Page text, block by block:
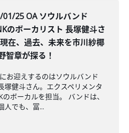
01/25 OA ソウルバンド
のボーカリスト 長塚健斗さ
在、過去、未来を市川紗椰
智章が探る！
お迎えするのはソウルバンド
塚健斗さん。エクスペリメンタ
ボーカルを担当。 バンドは、
人でも、冨...